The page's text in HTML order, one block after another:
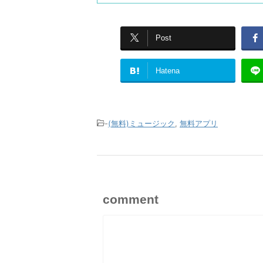
Post
Hatena
-(無料)ミュージック 無料アプリ
comment